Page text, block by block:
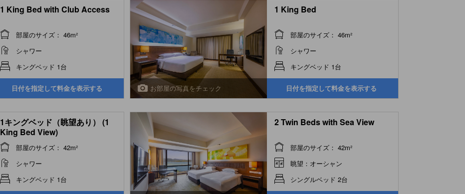
1 King Bed with Club Access
部屋のサイズ： 46m²
シャワー
キングベッド 1台
日付を指定して料金を表示する お部屋の写真をチェック
1 King Bed
部屋のサイズ： 46m²
シャワー
キングベッド 1台
日付を指定して料金を表示する
1キングベッド（眺望あり） (1
King Bed View)
部屋のサイズ： 42m²
シャワー
キングベッド 1台
2 Twin Beds with Sea View
部屋のサイズ： 42m²
眺望：オーシャン
シングルベッド 2台